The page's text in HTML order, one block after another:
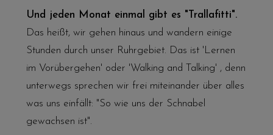
Und jeden Monat einmal gibt es "Trallafitti".
Das heißt, wir gehen hinaus und wandern einige
Stunden durch unser Ruhrgebiet. Das ist 'Lernen
im Vorübergehen' oder 'Walking and Talking' , denn
unterwegs sprechen wir frei miteinander über alles
was uns einfällt: "So wie uns der Schnabel
gewachsen ist".